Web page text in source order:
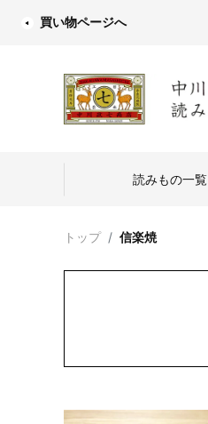
買い物ページへ
読みもの一覧
トップ 信楽焼